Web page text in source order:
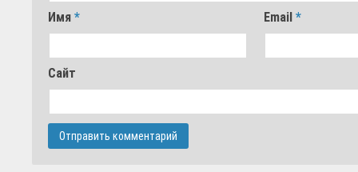
Имя * Email*
Сайт